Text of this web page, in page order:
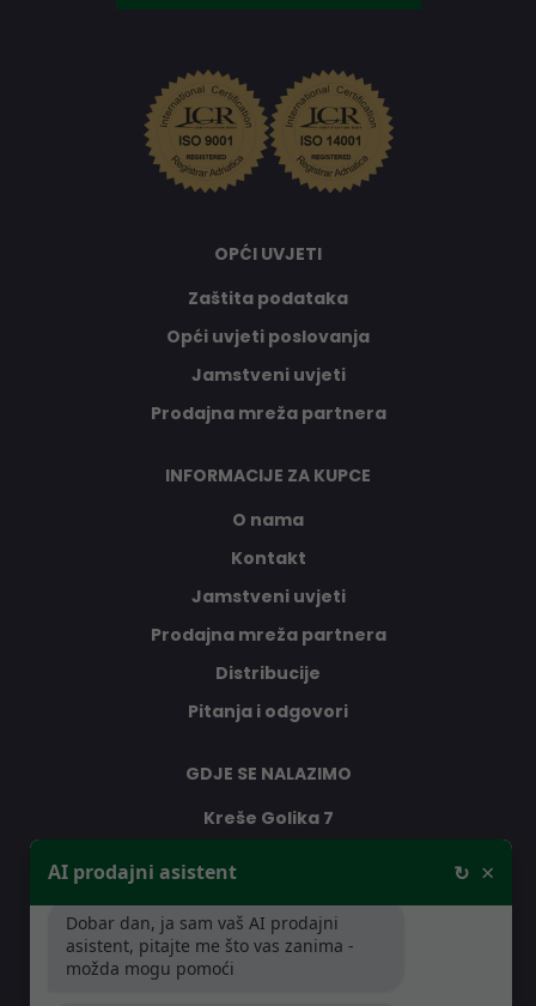
OPĆI UVJETI
Zaštita podataka
Opći uvjeti poslovanja
Jamstveni uvjeti
Prodajna mreža partnera
INFORMACIJE ZA KUPCE
O nama
Kontakt
Jamstveni uvjeti
Prodajna mreža partnera
Distribucije
Pitanja i odgovori
GDJE SE NALAZIMO
Kreše Golika 7
RADNO VRIJEME
AI prodajni asistent ↻ ×
Dobar dan, ja sam vaš AI prodajni
asistent, pitajte me što vas zanima -
možda mogu pomoći